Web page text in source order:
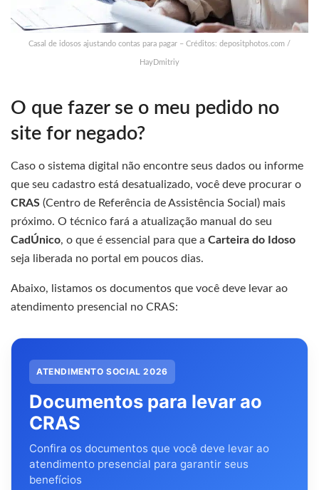
Casal de idosos ajustando contas para pagar – Créditos: depositphotos.com /
HayDmitriy
O que fazer se o meu pedido no
site for negado?
Caso o sistema digital não encontre seus dados ou informe
que seu cadastro está desatualizado, você deve procurar o
CRAS (Centro de Referência de Assistência Social) mais
próximo. O técnico fará a atualização manual do seu
CadÚnico, o que é essencial para que a Carteira do Idoso
seja liberada no portal em poucos dias.
Abaixo, listamos os documentos que você deve levar ao
atendimento presencial no CRAS:
ATENDIMENTO SOCIAL 2026
Documentos para levar ao
CRAS
Confira os documentos que você deve levar ao
atendimento presencial para garantir seus
benefícios